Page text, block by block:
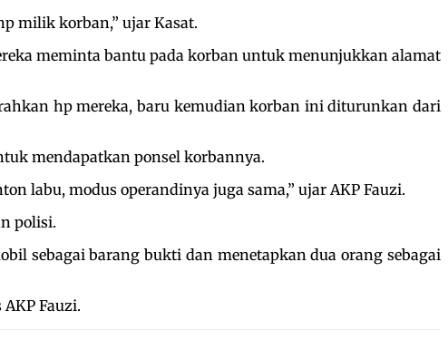
milik korban,” ujar Kasat.
meminta bantu pada korban untuk menunjukkan alamat
hp mereka, baru kemudian korban ini diturunkan dari
mendapatkan ponsel korbannya.
labu, modus operandinya juga sama,” ujar AKP Fauzi.
polisi.
sebagai barang bukti dan menetapkan dua orang sebagai
Fauzi.